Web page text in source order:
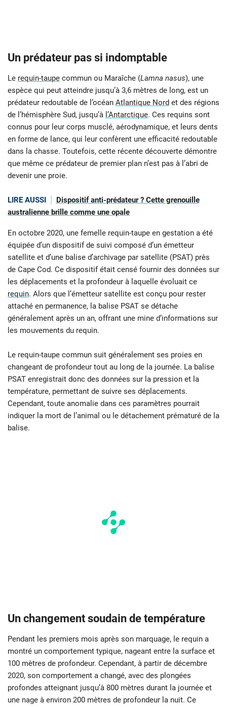
Un prédateur pas si indomptable
Le requin-taupe commun ou Maraîche (Lamna nasus), une
espèce qui peut atteindre jusqu’à 3,6 mètres de long, est un
prédateur redoutable de l’océan Atlantique Nord et des régions
de l’hémisphère Sud, jusqu’à l’Antarctique. Ces requins sont
connus pour leur corps musclé, aérodynamique, et leurs dents
en forme de lance, qui leur confèrent une efficacité redoutable
dans la chasse. Toutefois, cette récente découverte démontre
que même ce prédateur de premier plan n’est pas à l’abri de
devenir une proie.
LIRE AUSSI
Dispositif anti-prédateur ? Cette grenouille
australienne brille comme une opale
En octobre 2020, une femelle requin-taupe en gestation a été
équipée d’un dispositif de suivi composé d’un émetteur
satellite et d’une balise d’archivage par satellite (PSAT) près
de Cape Cod. Ce dispositif était censé fournir des données sur
les déplacements et la profondeur à laquelle évoluait ce
requin. Alors que l’émetteur satellite est conçu pour rester
attaché en permanence, la balise PSAT se détache
généralement après un an, offrant une mine d’informations sur
les mouvements du requin.
Le requin-taupe commun suit généralement ses proies en
changeant de profondeur tout au long de la journée. La balise
PSAT enregistrait donc des données sur la pression et la
température, permettant de suivre ses déplacements.
Cependant, toute anomalie dans ces paramètres pourrait
indiquer la mort de l’animal ou le détachement prématuré de la
balise.
Un changement soudain de température
Pendant les premiers mois après son marquage, le requin a
montré un comportement typique, nageant entre la surface et
100 mètres de profondeur. Cependant, à partir de décembre
2020, son comportement a changé, avec des plongées
profondes atteignant jusqu’à 800 mètres durant la journée et
une nage à environ 200 mètres de profondeur la nuit. Ce